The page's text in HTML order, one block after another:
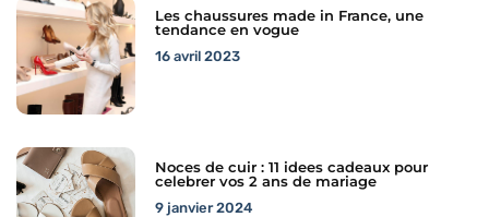
Les chaussures made in France, une
tendance en vogue
16 avril 2023
Noces de cuir : 11 idees cadeaux pour
celebrer vos 2 ans de mariage
9 janvier 2024